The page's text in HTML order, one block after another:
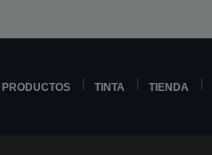
PRODUCTOS TINTA TIENDA